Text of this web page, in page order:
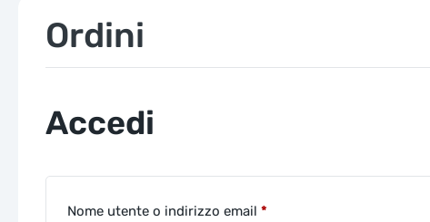
Ordini
Accedi
Nome utente o indirizzo email *